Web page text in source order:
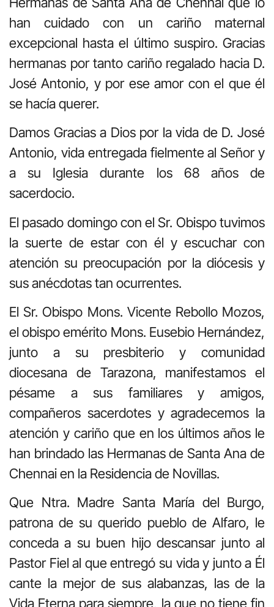
han cuidado con un cariño maternal
excepcional hasta el último suspiro. Gracias
hermanas por tanto cariño regalado hacia D.
José Antonio, y por ese amor con el que él
se hacía querer.
Damos Gracias a Dios por la vida de D. José
Antonio, vida entregada fielmente al Señor y
a su Iglesia durante los 68 años de
sacerdocio.
El pasado domingo con el Sr. Obispo tuvimos
la suerte de estar con él y escuchar con
atención su preocupación por la diócesis y
sus anécdotas tan ocurrentes.
El Sr. Obispo Mons. Vicente Rebollo Mozos,
el obispo emérito Mons. Eusebio Hernández,
junto a su presbiterio y comunidad
diocesana de Tarazona, manifestamos el
pésame a sus familiares y amigos,
compañeros sacerdotes y agradecemos la
atención y cariño que en los últimos años le
han brindado las Hermanas de Santa Ana de
Chennai en la Residencia de Novillas.
Que Ntra. Madre Santa María del Burgo,
patrona de su querido pueblo de Alfaro, le
conceda a su buen hijo descansar junto al
Pastor Fiel al que entregó su vida y junto a Él
cante la mejor de sus alabanzas, las de la
Vida Eterna para siempre, la que no tiene fin